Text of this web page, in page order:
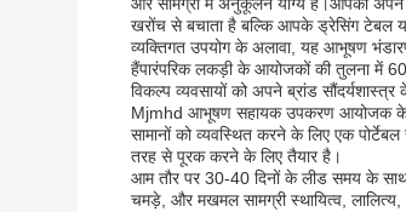
और सामग्री में अनुकूलन योग्य हैं।आपको
खरोंच से बचाता है बल्कि आपके ड्रेसिंग टेबल या
व्यक्तिगत उपयोग के अलावा, यह आभूषण
हैंपारंपरिक लकड़ी के आयोजकों की तुलना में
विकल्प व्यवसायों को अपने ब्रांड
Mjmhd आभूषण सहायक उपकरण आयोजक के
सामानों को व्यवस्थित करने के लिए एक
तरह से पूरक करने के लिए तैयार है।
आम तौर पर 30-40 दिनों के लीड समय के साथ,
चमड़े, और मखमल सामग्री स्थायित्व,